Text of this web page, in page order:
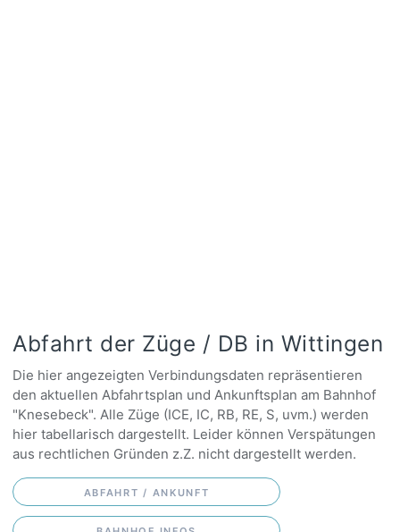
Abfahrt der Züge / DB in Wittingen
Die hier angezeigten Verbindungsdaten repräsentieren
den aktuellen Abfahrtsplan und Ankunftsplan am Bahnhof
"Knesebeck". Alle Züge (ICE, IC, RB, RE, S, uvm.) werden
hier tabellarisch dargestellt. Leider können Verspätungen
aus rechtlichen Gründen z.Z. nicht dargestellt werden.
ABFAHRT / ANKUNFT